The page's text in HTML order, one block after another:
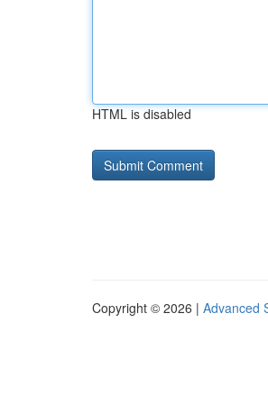
HTML is disabled
Copyright © 2026 | Advanced